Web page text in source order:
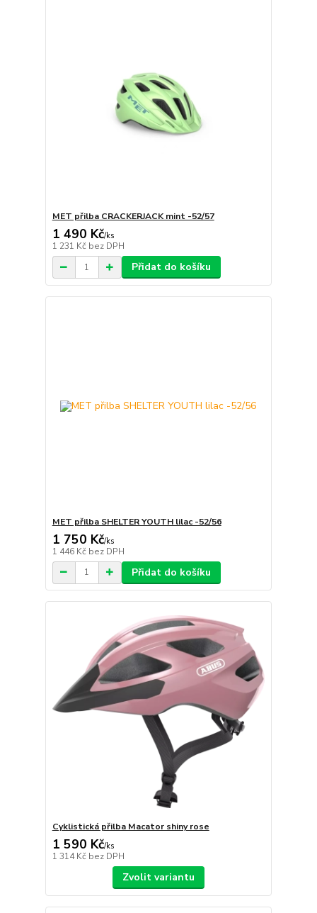
MET přilba CRACKERJACK mint -52/57
1 490 Kč/ks
1 231 Kč bez DPH
Přidat do košíku
MET přilba SHELTER YOUTH lilac -52/56
1 750 Kč/ks
1 446 Kč bez DPH
Přidat do košíku
Cyklistická přilba Macator shiny rose
1 590 Kč/ks
1 314 Kč bez DPH
Zvolit variantu